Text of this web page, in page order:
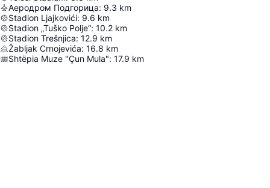
Аеродром Подгорица: 9.3 km
Stadion Ljajkovići: 9.6 km
Stadion „Tuško Polje“: 10.2 km
Stadion Trešnjica: 12.9 km
Žabljak Crnojevića: 16.8 km
Shtëpia Muze "Çun Mula": 17.9 km